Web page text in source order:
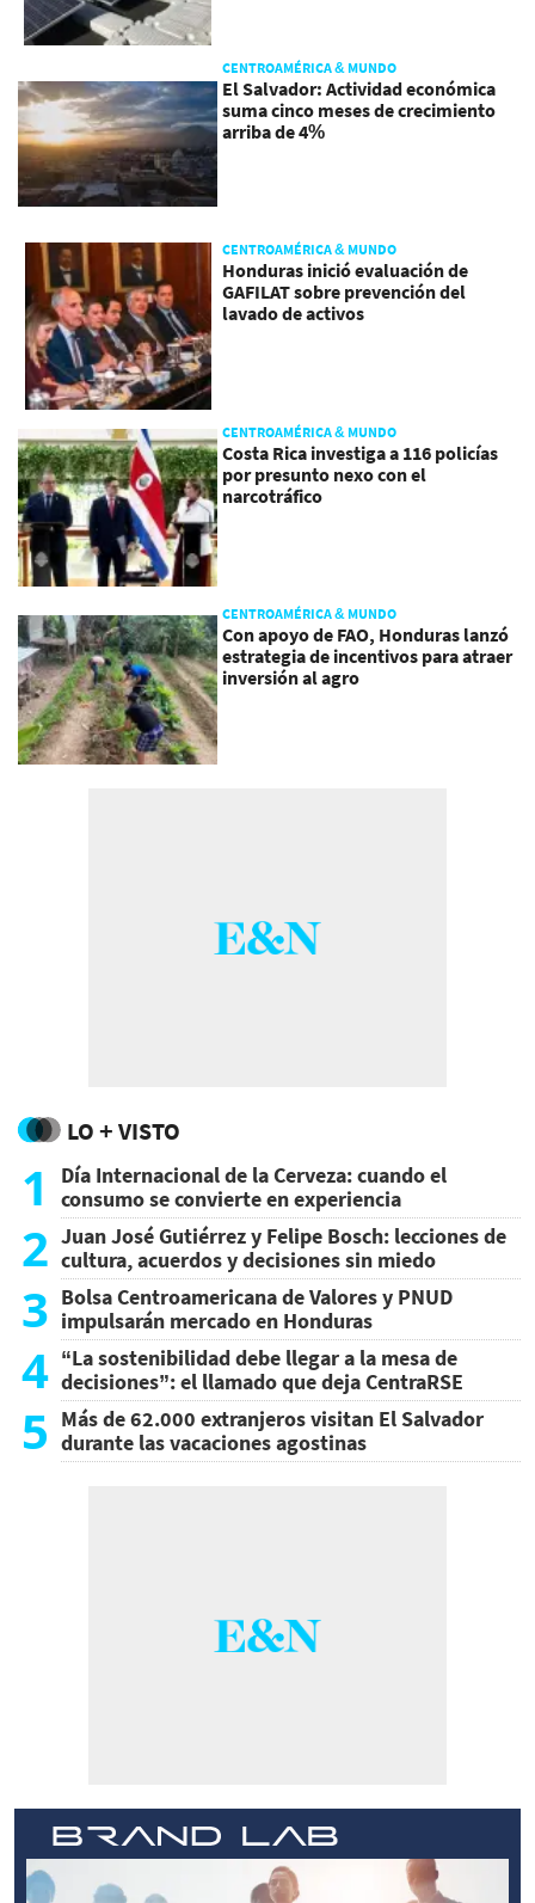
CENTROAMÉRICA & MUNDO
El Salvador: Actividad económica
suma cinco meses de crecimiento
arriba de 4%
CENTROAMÉRICA & MUNDO
Honduras inició evaluación de
GAFILAT sobre prevención del
lavado de activos
CENTROAMÉRICA & MUNDO
Costa Rica investiga a 116 policías
por presunto nexo con el
narcotráfico
CENTROAMÉRICA & MUNDO
Con apoyo de FAO, Honduras lanzó
estrategia de incentivos para atraer
inversión al agro
LO + VISTO
1
Día Internacional de la Cerveza: cuando el
consumo se convierte en experiencia
2 Juan José Gutiérrez y Felipe Bosch: lecciones de
cultura, acuerdos y decisiones sin miedo
3 Bolsa Centroamericana de Valores y PNUD
impulsarán mercado en Honduras
4 “La sostenibilidad debe llegar a la mesa de
decisiones”: el llamado que deja CentraRSE
5 Más de 62.000 extranjeros visitan El Salvador
durante las vacaciones agostinas